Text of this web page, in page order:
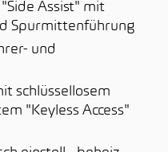
Assist" mit
Spurmittenführung
und
schlüssellosem
"Keyless Access"